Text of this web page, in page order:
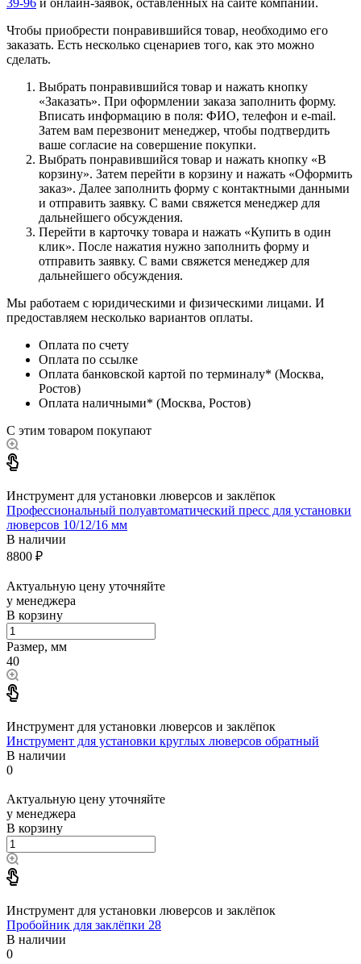
39-96 и онлайн-заявок, оставленных на сайте компании.
Чтобы приобрести понравившийся товар, необходимо его
заказать. Есть несколько сценариев того, как это можно
сделать.
Выбрать понравившийся товар и нажать кнопку
«Заказать». При оформлении заказа заполнить форму.
Вписать информацию в поля: ФИО, телефон и e-mail.
Затем вам перезвонит менеджер, чтобы подтвердить
ваше согласие на совершение покупки.
Выбрать понравившийся товар и нажать кнопку «В
корзину». Затем перейти в корзину и нажать «Оформить
заказ». Далее заполнить форму с контактными данными
и отправить заявку. С вами свяжется менеджер для
дальнейшего обсуждения.
Перейти в карточку товара и нажать «Купить в один
клик». После нажатия нужно заполнить форму и
отправить заявку. С вами свяжется менеджер для
дальнейшего обсуждения.
Мы работаем с юридическими и физическими лицами. И
предоставляем несколько вариантов оплаты.
Оплата по счету
Оплата по ссылке
Оплата банковской картой по терминалу* (Москва,
Ростов)
Оплата наличными* (Москва, Ростов)
С этим товаром покупают
Инструмент для установки люверсов и заклёпок
Профессиональный полуавтоматический пресс для установки
люверсов 10/12/16 мм
В наличии
8800 ₽
Актуальную цену уточняйте
у менеджера
В корзину
Размер, мм
40
Инструмент для установки люверсов и заклёпок
Инструмент для установки круглых люверсов обратный
В наличии
0
Актуальную цену уточняйте
у менеджера
В корзину
Инструмент для установки люверсов и заклёпок
Пробойник для заклёпки 28
В наличии
0